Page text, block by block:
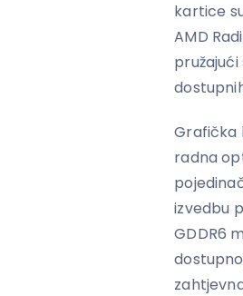
kartice
AMD
Grafička
radna
izvedbu
GDDR6